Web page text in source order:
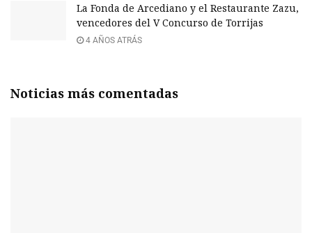
La Fonda de Arcediano y el Restaurante Zazu,
vencedores del V Concurso de Torrijas
4 AÑOS ATRÁS
Noticias más comentadas